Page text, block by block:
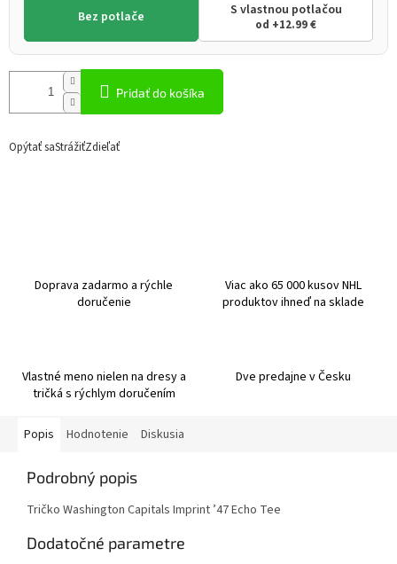
Bez potlače S vlastnou potlačou
od +12.99 €
Pridať do košíka
Opýtať saStrážiťZdieľať
Doprava zadarmo a rýchle
doručenie
Viac ako 65 000 kusov NHL
produktov ihneď na sklade
Vlastné meno nielen na dresy a
tričká s rýchlym doručením
Dve predajne v Česku
Popis Hodnotenie Diskusia
Podrobný popis
Tričko Washington Capitals Imprint ’47 Echo Tee
Dodatočné parametre